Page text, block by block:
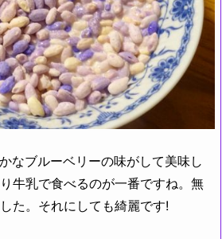
なブルーベリーの味がして美味し
牛乳で食べるのが一番ですね。無
た。それにしても綺麗です!